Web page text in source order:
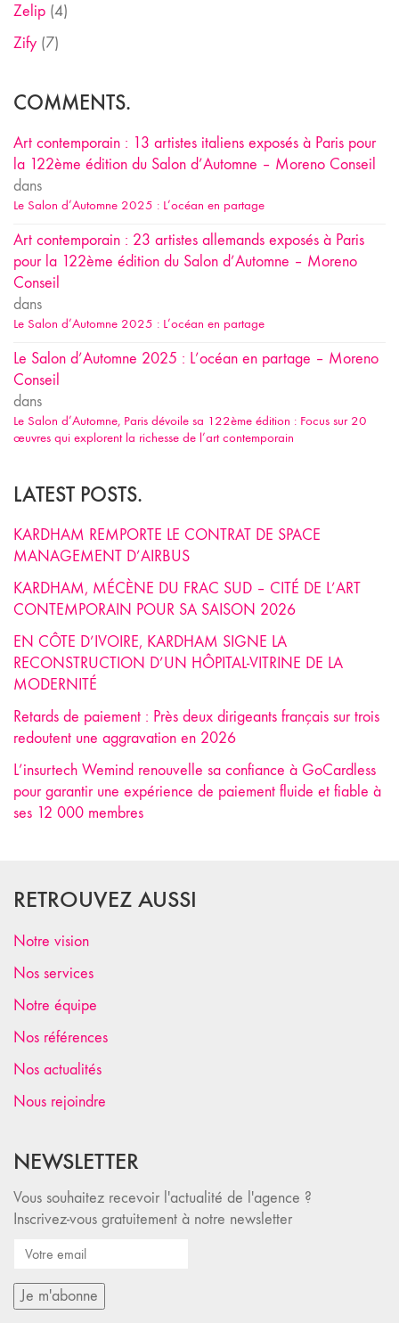
Zelip (4)
Zify (7)
COMMENTS.
Art contemporain : 13 artistes italiens exposés à Paris pour
la 122ème édition du Salon d’Automne – Moreno Conseil
dans
Le Salon d’Automne 2025 : L’océan en partage
Art contemporain : 23 artistes allemands exposés à Paris
pour la 122ème édition du Salon d’Automne – Moreno
Conseil
dans
Le Salon d’Automne 2025 : L’océan en partage
Le Salon d’Automne 2025 : L’océan en partage – Moreno
Conseil
dans
Le Salon d’Automne, Paris dévoile sa 122ème édition : Focus sur 20
œuvres qui explorent la richesse de l’art contemporain
LATEST POSTS.
KARDHAM REMPORTE LE CONTRAT DE SPACE
MANAGEMENT D’AIRBUS
KARDHAM, MÉCÈNE DU FRAC SUD – CITÉ DE L’ART
CONTEMPORAIN POUR SA SAISON 2026
EN CÔTE D’IVOIRE, KARDHAM SIGNE LA
RECONSTRUCTION D’UN HÔPITAL-VITRINE DE LA
MODERNITÉ
Retards de paiement : Près deux dirigeants français sur trois
redoutent une aggravation en 2026
L’insurtech Wemind renouvelle sa confiance à GoCardless
pour garantir une expérience de paiement fluide et fiable à
ses 12 000 membres
RETROUVEZ AUSSI
Notre vision
Nos services
Notre équipe
Nos références
Nos actualités
Nous rejoindre
NEWSLETTER
Vous souhaitez recevoir l'actualité de l'agence ?
Inscrivez-vous gratuitement à notre newsletter